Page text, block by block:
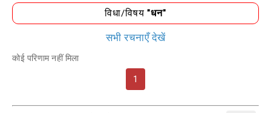
विधा/विषय"धन"
सभी रचनाएँ देखें
कोई परिणाम नहीं मिला
1